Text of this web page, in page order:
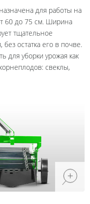
для работы на
60 до 75 см. Ширина
тщательное
остатка его в почве.
для уборки урожая как
свеклы,